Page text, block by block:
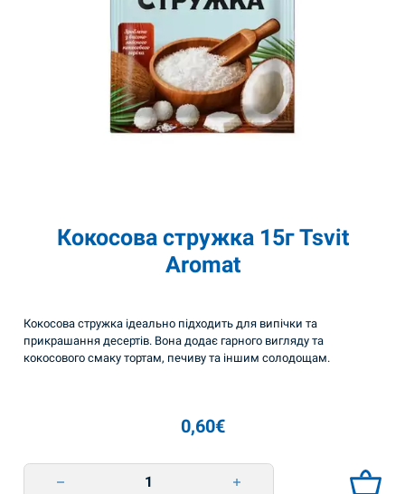
Кокосова стружка 15г Tsvit
Aromat
Кокосова стружка ідеально підходить для випічки та
прикрашання десертів. Вона додає гарного вигляду та
кокосового смаку тортам, печиву та іншим солодощам.
0,60€